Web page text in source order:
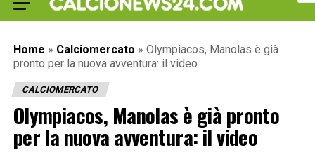
Home » Calciomercato » Olympiacos, Manolas è già
pronto per la nuova avventura: il video
CALCIOMERCATO
Olympiacos, Manolas è già pronto
per la nuova avventura: il video